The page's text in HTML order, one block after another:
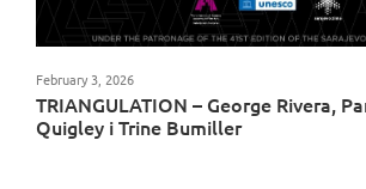
TRIANGULATION – George Rivera,
Quigley i Trine Bumiller
February 3, 2026